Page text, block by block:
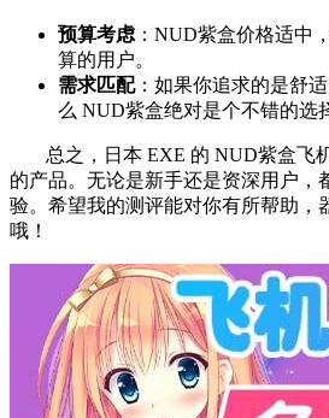
预算考虑 ：NUD紫盒价格适中
算的用户。
需求匹配：如果你追求的是舒
么 NUD紫盒绝对是个不错的选
总之，日本 EXE 的 NUD紫盒飞
的产品。无论是新手还是资深用户，
验。希望我的测评能对你有所帮助，
哦！